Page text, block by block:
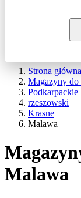
Strona główna
Magazyny do
Podkarpackie
rzeszowski
Krasne
Malawa
Malawa